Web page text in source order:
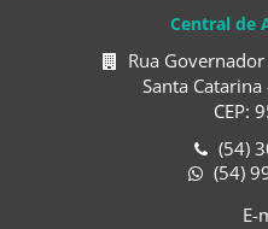
Central de
Rua
Santa Catarina
CEP:
(54)
(54)
E-